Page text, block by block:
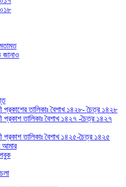
জানাও
প্রকাশের তালিকাঃ বৈশাখ ১৪২৮- চৈত্র ১৪২৮
প্রকাশ তালিকাঃ বৈশাখ ১৪২৭ -চৈত্র ১৪২৭
প্রকাশ তালিকাঃ বৈশাখ ১৪২৫-চৈত্র ১৪২৫
আমার